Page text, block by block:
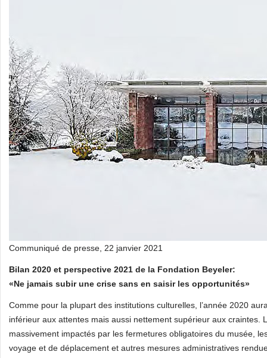
Communiqué de presse, 22 janvier 2021
Bilan 2020 et perspective 2021 de la Fondation Beyeler:
«Ne jamais subir une crise sans en saisir les opportunités»
Comme pour la plupart des institutions culturelles, l’année 2020
inférieur aux attentes mais aussi nettement supérieur aux craintes.
massivement impactés par les fermetures obligatoires du musée,
voyage et de déplacement et autres mesures administratives